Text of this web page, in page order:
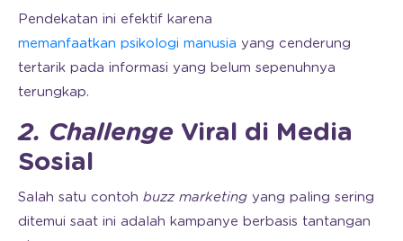
Pendekatan ini efektif karena
memanfaatkan psikologi manusia yang cenderung
tertarik pada informasi yang belum sepenuhnya
terungkap.
2. Challenge Viral di Media
Sosial
Salah satu contoh buzz marketing yang paling sering
ditemui saat ini adalah kampanye berbasis tantangan